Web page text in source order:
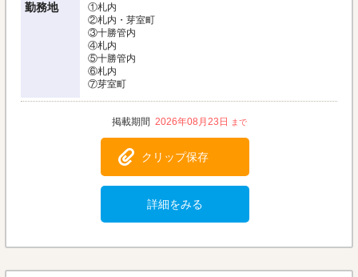
勤務地
①札内
②札内・芽室町
③十勝管内
④札内
⑤十勝管内
⑥札内
⑦芽室町
2026年08月23日
クリップ保存
詳細をみる